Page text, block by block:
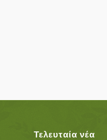
Τελευταία νέα